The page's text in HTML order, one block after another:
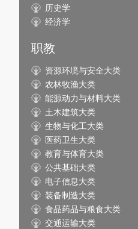
历史学
经济学
职教
资源环境与安全大类
农林牧渔大类
能源动力与材料大类
土木建筑大类
生物与化工大类
医药卫生大类
教育与体育大类
公共基础大类
电子信息大类
装备制造大类
食品药品与粮食大类
交通运输大类